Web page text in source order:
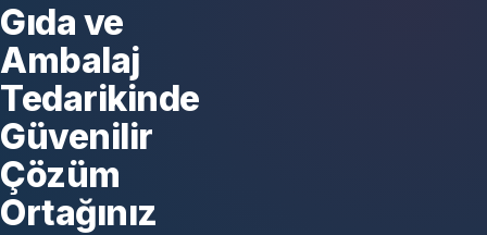
Gıda ve
Ambalaj
Tedarikinde
Güvenilir
Çözüm
Ortağınız